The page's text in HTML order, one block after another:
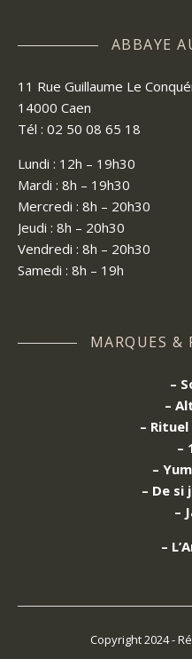
ABBAYE
11 Rue Guillaume Le
14000 Caen
Tél : 02 50 08 65 18
Lundi : 12h – 19h30
Mardi : 8h – 19h30
Mercredi : 8h – 20h30
Jeudi : 8h – 20h30
Vendredi : 8h – 20h30
Samedi : 8h – 19h
MARQUES &
–
–
–
–
–
– De si
–
–
Copyright 2024 -